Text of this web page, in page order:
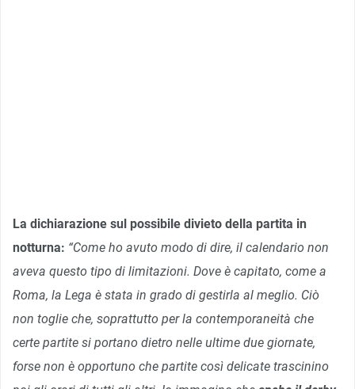
La dichiarazione sul possibile divieto della partita in
notturna: “Come ho avuto modo di dire, il calendario non
aveva questo tipo di limitazioni. Dove è capitato, come a
Roma, la Lega è stata in grado di gestirla al meglio. Ciò
non toglie che, soprattutto per la contemporaneità che
certe partite si portano dietro nelle ultime due giornate,
forse non è opportuno che partite così delicate trascinino